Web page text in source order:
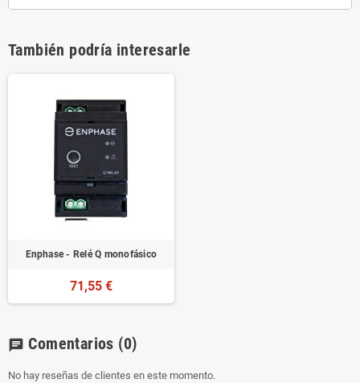
También podría interesarle
Enphase - Relé Q monofásico
71,55 €
chat Comentarios (0)
No hay reseñas de clientes en este momento.